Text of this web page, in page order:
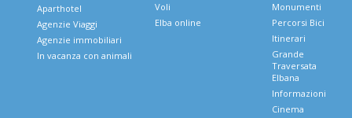
Aparthotel
Agenzie Viaggi
Agenzie immobiliari
In vacanza con animali
Voli
Elba online
Monumenti
Percorsi Bici
Itinerari
Grande
Traversata
Elbana
Informazioni
Cinema